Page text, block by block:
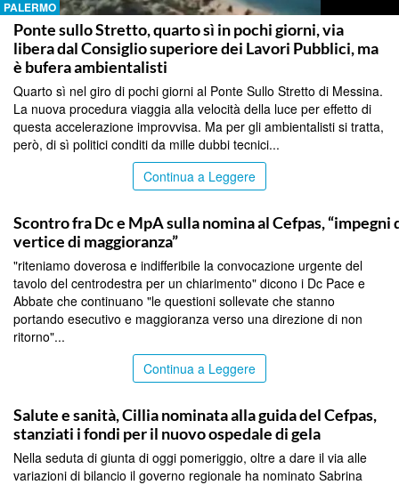
PALERMO
Ponte sullo Stretto, quarto sì in pochi giorni, via
libera dal Consiglio superiore dei Lavori Pubblici, ma
è bufera ambientalisti
Quarto sì nel giro di pochi giorni al Ponte Sullo Stretto di Messina.
La nuova procedura viaggia alla velocità della luce per effetto di
questa accelerazione improvvisa. Ma per gli ambientalisti si tratta,
però, di sì politici conditi da mille dubbi tecnici...
Continua a Leggere
Scontro fra Dc e MpA sulla nomina al Cefpas,
vertice di maggioranza”
"riteniamo doverosa e indifferibile la convocazione urgente del
tavolo del centrodestra per un chiarimento" dicono i Dc Pace e
Abbate che continuano "le questioni sollevate che stanno
portando esecutivo e maggioranza verso una direzione di non
ritorno"...
Continua a Leggere
Salute e sanità, Cillia nominata alla guida del Cefpas,
stanziati i fondi per il nuovo ospedale di gela
Nella seduta di giunta di oggi pomeriggio, oltre a dare il via alle
variazioni di bilancio il governo regionale ha nominato Sabrina